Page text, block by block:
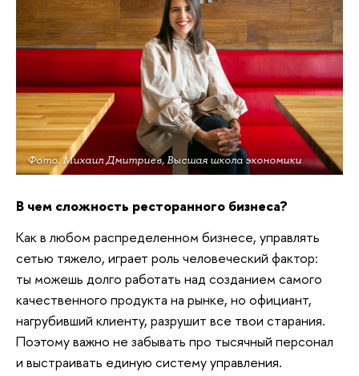
Фото: Михаил Дмитриев, Высшая школа экономики
В чем сложность ресторанного бизнеса?
Как в любом распределенном бизнесе, управлять
сетью тяжело, играет роль человеческий фактор:
ты можешь долго работать над созданием самого
качественного продукта на рынке, но официант,
нагрубивший клиенту, разрушит все твои старания.
Поэтому важно не забывать про тысячный персонал
и выстраивать единую систему управления.